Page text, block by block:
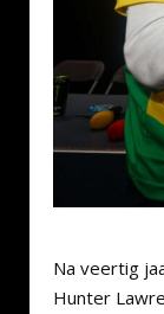
Na veertig
Hunter